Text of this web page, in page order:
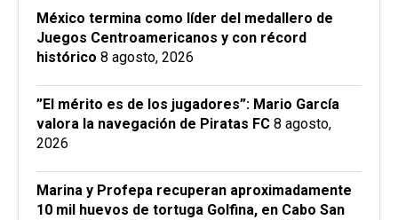
México termina como líder del medallero de
Juegos Centroamericanos y con récord
histórico 8 agosto, 2026
”El mérito es de los jugadores”: Mario García
valora la navegación de Piratas FC 8 agosto,
2026
Marina y Profepa recuperan aproximadamente
10 mil huevos de tortuga Golfina, en Cabo San